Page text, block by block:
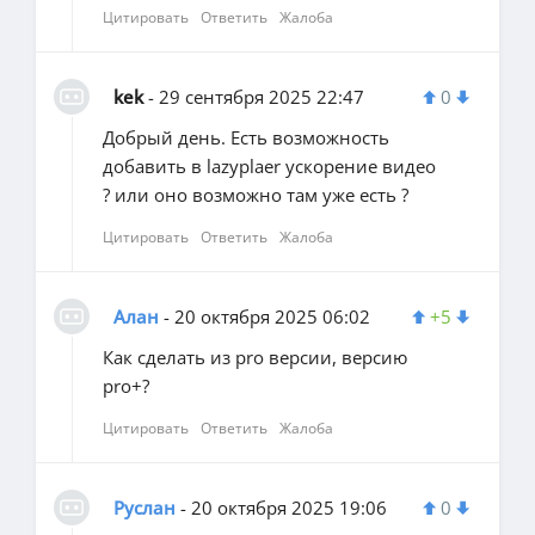
Цитировать Ответить Жалоба
kek - 29 сентября 2025 22:47
0
Добрый день. Есть возможность
добавить в lazyplaer ускорение видео
? или оно возможно там уже есть ?
Цитировать Ответить Жалоба
Алан - 20 октября 2025 06:02
+5
Как сделать из pro версии, версию
pro+?
Цитировать Ответить Жалоба
Руслан - 20 октября 2025 19:06 0